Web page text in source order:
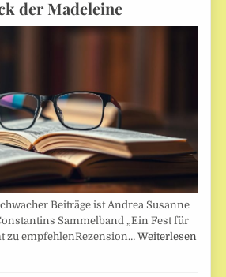
der Madeleine
Beiträge ist Andrea Susanne
Sammelband „Ein Fest für
zu empfehlenRezension…Weiterlesen